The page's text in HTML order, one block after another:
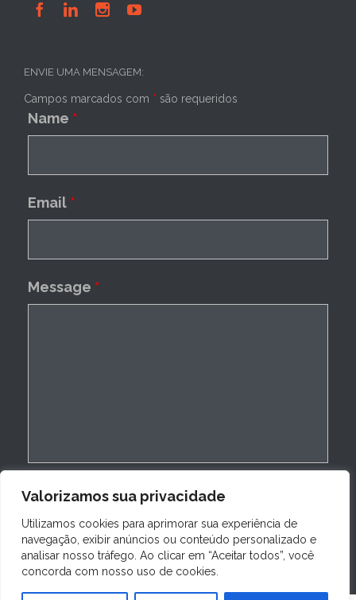
Valorizamos sua privacidade
Utilizamos cookies para aprimorar sua experiência de
navegação, exibir anúncios ou conteúdo personalizado e
analisar nosso tráfego. Ao clicar em “Aceitar todos”, você
concorda com nosso uso de cookies.
   
ENVIE UMA MENSAGEM:
Campos marcados com * são requeridos
Name *
Email *
Message *